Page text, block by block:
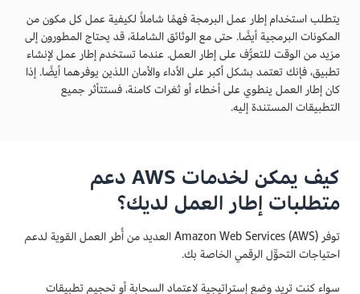
يتطلب استخدام إطار عمل البرمجة فهمًا شاملاً لكيفية عمل كل مكون من
المكونات البرمجية أيضًا. حتى مع الوثائق الشاملة، قد يحتاج المطورون إلى
مزيد من الوقت للتعرُّف على إطار العمل. عندما تستخدم إطار عمل لإنشاء
تطبيق، فإنك تعتمد بشكل أكبر على الأداء والأمان اللذين يوفرهما أيضًا. إذا
كان إطار العمل ينطوي على أخطاء أو ثغرات كامنة، فستتأثر جميع
التطبيقات المستندة إليه.
كيف يمكن لخدمات AWS دعم
متطلبات إطار العمل لديك؟
توفر Amazon Web Services (AWS) العديد من أُطر العمل القوية لدعم
احتياجات التحوّّل الرقمي الخاصة بك.
سواء كنت تريد وضع إستراتيجية لاعتماد السحابة أو تحجيم تطبيقات